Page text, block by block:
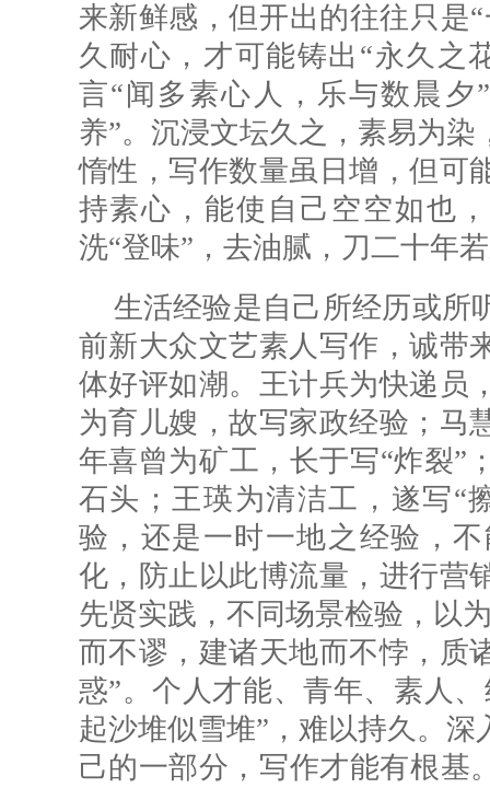
来新鲜感，但开出的往往只是
久耐心，才可能铸出“永久之
言“闻多素心人，乐与数晨
养”。沉浸文坛久之，素易为
惰性，写作数量虽日增，但可
持素心，能使自己空空如也
洗“登味”，去油腻，刀二十年
生活经验是自己所经历或所
前新大众文艺素人写作，诚带
体好评如潮。王计兵为快递员
为育儿嫂，故写家政经验；马
年喜曾为矿工，长于写“炸裂”
石头；王瑛为清洁工，遂写“
验，还是一时一地之经验，
化，防止以此博流量，进行营
先贤实践，不同场景检验，以
而不谬，建诸天地而不悖，质
惑”。个人才能、青年、素人
起沙堆似雪堆”，难以持久。
己的一部分，写作才能有根基